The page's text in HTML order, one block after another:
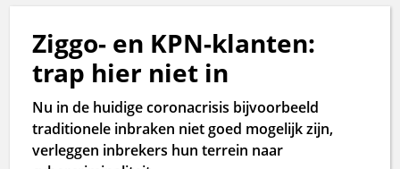
Ziggo- en KPN-klanten:
trap hier niet in
Nu in de huidige coronacrisis bijvoorbeeld
traditionele inbraken niet goed mogelijk zijn,
verleggen inbrekers hun terrein naar